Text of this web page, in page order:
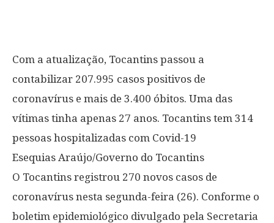
Com a atualização, Tocantins passou a
contabilizar 207.995 casos positivos de
coronavírus e mais de 3.400 óbitos. Uma das
vítimas tinha apenas 27 anos. Tocantins tem 314
pessoas hospitalizadas com Covid-19
Esequias Araújo/Governo do Tocantins
O Tocantins registrou 270 novos casos de
coronavírus nesta segunda-feira (26). Conforme o
boletim epidemiológico divulgado pela Secretaria